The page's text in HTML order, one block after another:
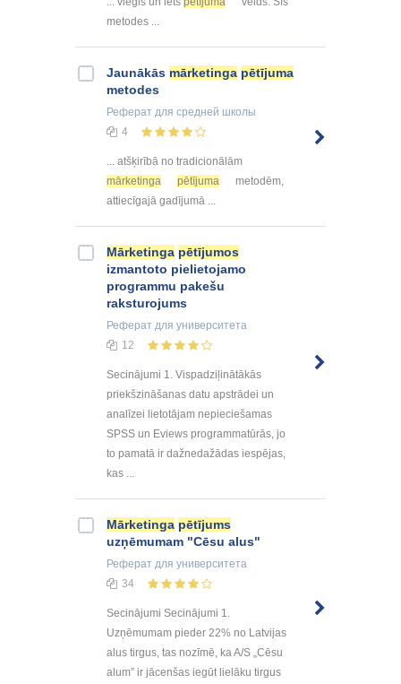
metodes ...
Jaunākās mārketinga pētījuma
metodes
Реферат для средней школы
4
... atšķirībā no tradicionālām
mārketinga
pētījuma
metodēm,
attiecīgajā gadījumā ...
Mārketinga pētījumos
izmantoto pielietojamo
programmu pakešu
raksturojums
Реферат для университета
12
Secinājumi 1. Vispadziļinātākās
priekšzināšanas datu apstrādei un
analīzei lietotājam nepieciešamas
SPSS un Eviews programmatūrās, jo
to pamatā ir dažnedažādas iespējas,
kas ...
Mārketinga pētījums
uzņēmumam "Cēsu alus"
Реферат для университета
34
Secinājumi Secinājumi 1.
Uzņēmumam pieder 22% no Latvijas
alus tirgus, tas nozīmē, ka A/S „Cēsu
alum” ir jācenšas iegūt lielāku tirgus